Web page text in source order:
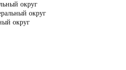
округ
округ
округ